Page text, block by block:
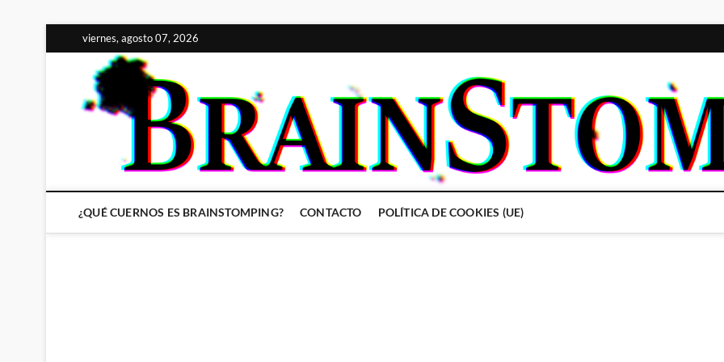
al
contenido
viernes, agosto 07, 2026
¿QUÉ CUERNOS ES BRAINSTOMPING? CONTACTO POLÍTICA DE COOKIES (UE)